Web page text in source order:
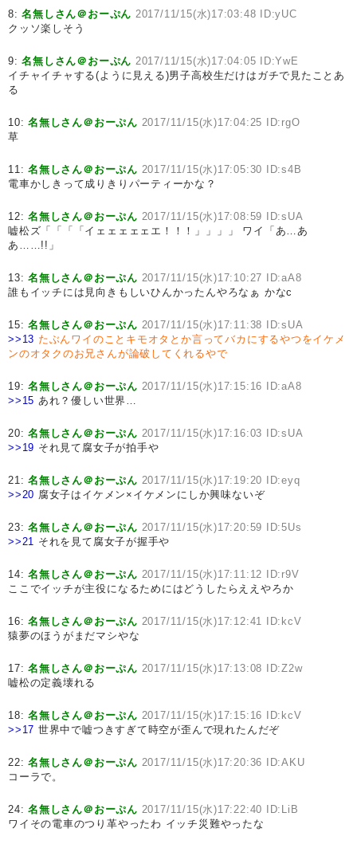
8:名無しさん＠おーぷん 2017/11/15(水)17:03:48 ID:yUC
クッソ楽しそう
9:名無しさん＠おーぷん 2017/11/15(水)17:04:05 ID:YwE
イチャイチャする(ように見える)男子高校生だけはガチで見たことあ
る
10:名無しさん＠おーぷん 2017/11/15(水)17:04:25 ID:rgO
草
11:名無しさん＠おーぷん 2017/11/15(水)17:05:30 ID:s4B
電車かしきって成りきりパーティーかな？
12:名無しさん＠おーぷん 2017/11/15(水)17:08:59 ID:sUA
嘘松ズ「「「「イェェェェェエ！！！」」」」 ワイ「あ…あ
あ……!!」
13:名無しさん＠おーぷん 2017/11/15(水)17:10:27 ID:aA8
誰もイッチには見向きもしいひんかったんやろなぁ かなc
15:名無しさん＠おーぷん 2017/11/15(水)17:11:38 ID:sUA
>>13 たぶんワイのことキモオタとか言ってバカにするやつをイケメ
ンのオタクのお兄さんが論破してくれるやで
19:名無しさん＠おーぷん 2017/11/15(水)17:15:16 ID:aA8
>>15 あれ？優しい世界…
20:名無しさん＠おーぷん 2017/11/15(水)17:16:03 ID:sUA
>>19 それ見て腐女子が拍手や
21:名無しさん＠おーぷん 2017/11/15(水)17:19:20 ID:eyq
>>20 腐女子はイケメン×イケメンにしか興味ないぞ
23:名無しさん＠おーぷん 2017/11/15(水)17:20:59 ID:5Us
>>21 それを見て腐女子が握手や
14:名無しさん＠おーぷん 2017/11/15(水)17:11:12 ID:r9V
ここでイッチが主役になるためにはどうしたらええやろか
16:名無しさん＠おーぷん 2017/11/15(水)17:12:41 ID:kcV
猿夢のほうがまだマシやな
17:名無しさん＠おーぷん 2017/11/15(水)17:13:08 ID:Z2w
嘘松の定義壊れる
18:名無しさん＠おーぷん 2017/11/15(水)17:15:16 ID:kcV
>>17 世界中で嘘つきすぎて時空が歪んで現れたんだぞ
22:名無しさん＠おーぷん 2017/11/15(水)17:20:36 ID:AKU
コーラで。
24:名無しさん＠おーぷん 2017/11/15(水)17:22:40 ID:LiB
ワイその電車のつり革やったわ イッチ災難やったな